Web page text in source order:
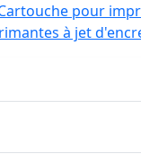
pour
à jet d'encre